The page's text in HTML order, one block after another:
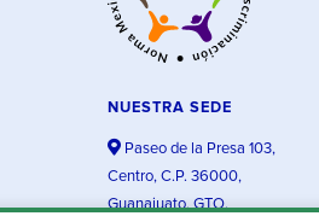
NUESTRA SEDE
Paseo de la Presa 103,
Centro, C.P. 36000,
Guanajuato, GTO.